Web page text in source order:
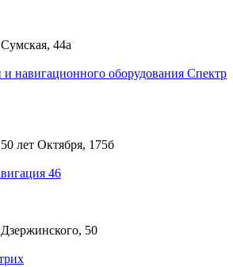
44а
и навигационного оборудования Спектр
лет Октября, 175б
46
50